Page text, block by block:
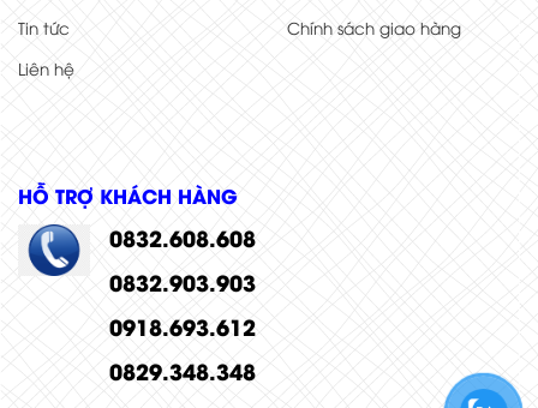
Tin tức
Liên hệ
Chính sách giao hàng
HỖ TRỢ KHÁCH HÀNG
0832.608.608
0832.903.903
0918.693.612
0829.348.348